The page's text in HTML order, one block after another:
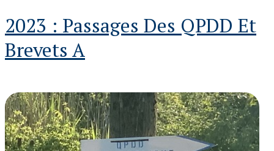
2023 : Passages Des QPDD Et
Brevets A